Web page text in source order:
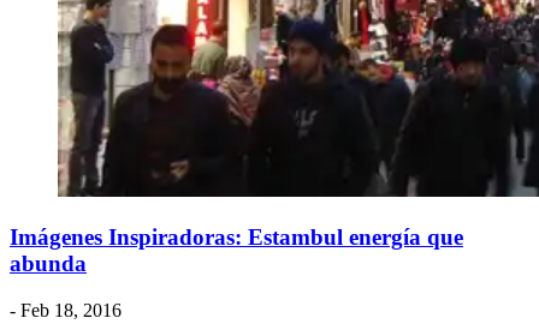
Imágenes Inspiradoras: Estambul energía que
abunda
- Feb 18, 2016